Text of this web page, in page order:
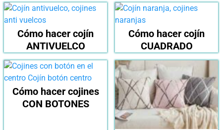
Cómo hacer cojín
ANTIVUELCO
Cómo hacer cojín
CUADRADO
Cómo hacer cojines
CON BOTONES